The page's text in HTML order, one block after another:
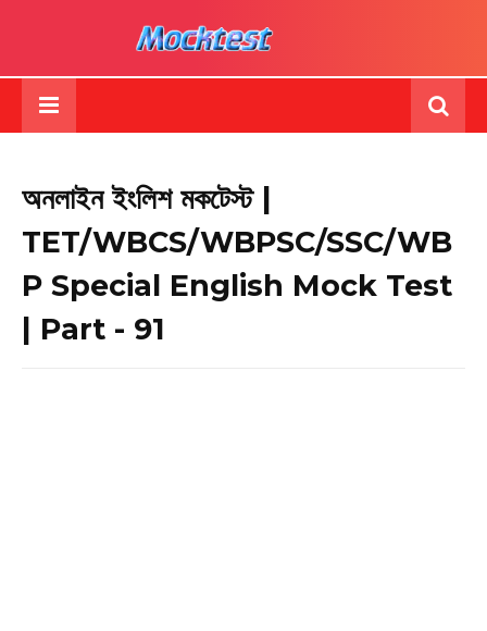
অনলাইন ইংলিশ মকটেস্ট |
TET/WBCS/WBPSC/SSC/WB
P Special English Mock Test
| Part - 91